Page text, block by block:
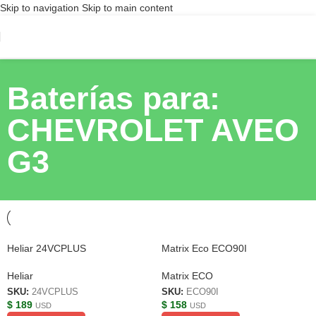
Skip to navigation Skip to main content
Baterías para:
CHEVROLET AVEO
G3
Heliar 24VCPLUS
Heliar
SKU: 24VCPLUS
$ 189 USD
Matrix Eco ECO90I
Matrix ECO
SKU: ECO90I
$ 158 USD